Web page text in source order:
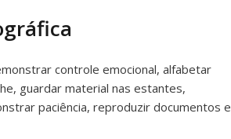
controle emocional, alfabetar
guardar material nas estantes,
paciência, reproduzir documentos e